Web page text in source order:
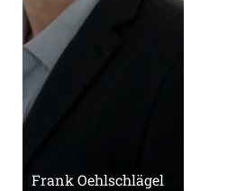
Frank Oehlschlägel